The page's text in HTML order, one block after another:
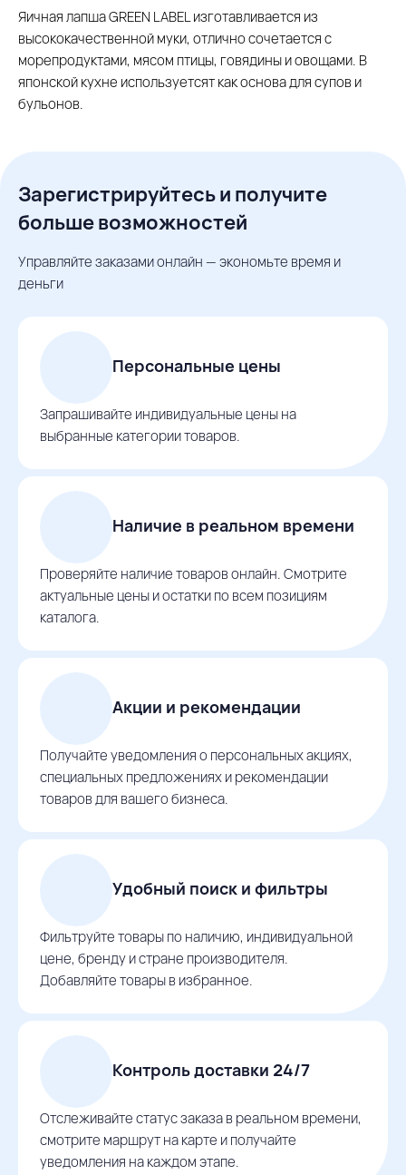
Яичная лапша GREEN LABEL изготавливается из
высококачественной муки, отлично сочетается с
морепродуктами, мясом птицы, говядины и овощами. В
японской кухне используетсят как основа для супов и
бульонов.
Зарегистрируйтесь и получите
больше возможностей
Управляйте заказами онлайн — экономьте время и
деньги
Персональные цены
Запрашивайте индивидуальные цены на
выбранные категории товаров.
Наличие в реальном времени
Проверяйте наличие товаров онлайн. Смотрите
актуальные цены и остатки по всем позициям
каталога.
Акции и рекомендации
Получайте уведомления о персональных акциях,
специальных предложениях и рекомендации
товаров для вашего бизнеса.
Удобный поиск и фильтры
Фильтруйте товары по наличию, индивидуальной
цене, бренду и стране производителя.
Добавляйте товары в избранное.
Контроль доставки 24/7
Отслеживайте статус заказа в реальном времени,
смотрите маршрут на карте и получайте
уведомления на каждом этапе.